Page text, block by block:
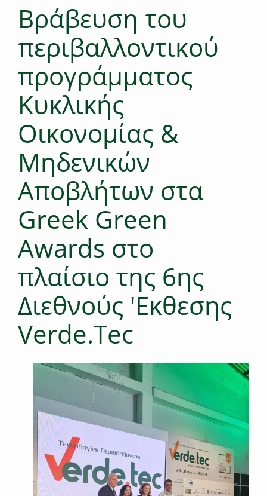
Βράβευση του
περιβαλλοντικού
προγράμματος
Κυκλικής
Οικονομίας &
Μηδενικών
Αποβλήτων στα
Greek Green
Awards στο
πλαίσιο της 6ης
Διεθνούς 'Εκθεσης
Verde.Tec